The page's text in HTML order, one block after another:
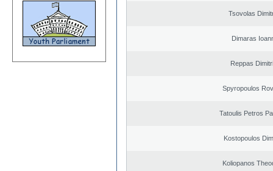
Tsovolas
Dimaras
Reppas
Spyropoulos
Tatoulis Petros
Kostopoulos
Koliopanos